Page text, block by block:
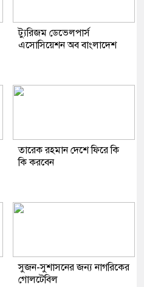
ট্যুরিজম ডেভেলপার্স
এসোসিয়েশন অব বাংলাদেশ
তারেক রহমান দেশে ফিরে কি
কি করবেন
সুজন-সুশাসনের জন্য নাগরিকের
গোলটেবিল